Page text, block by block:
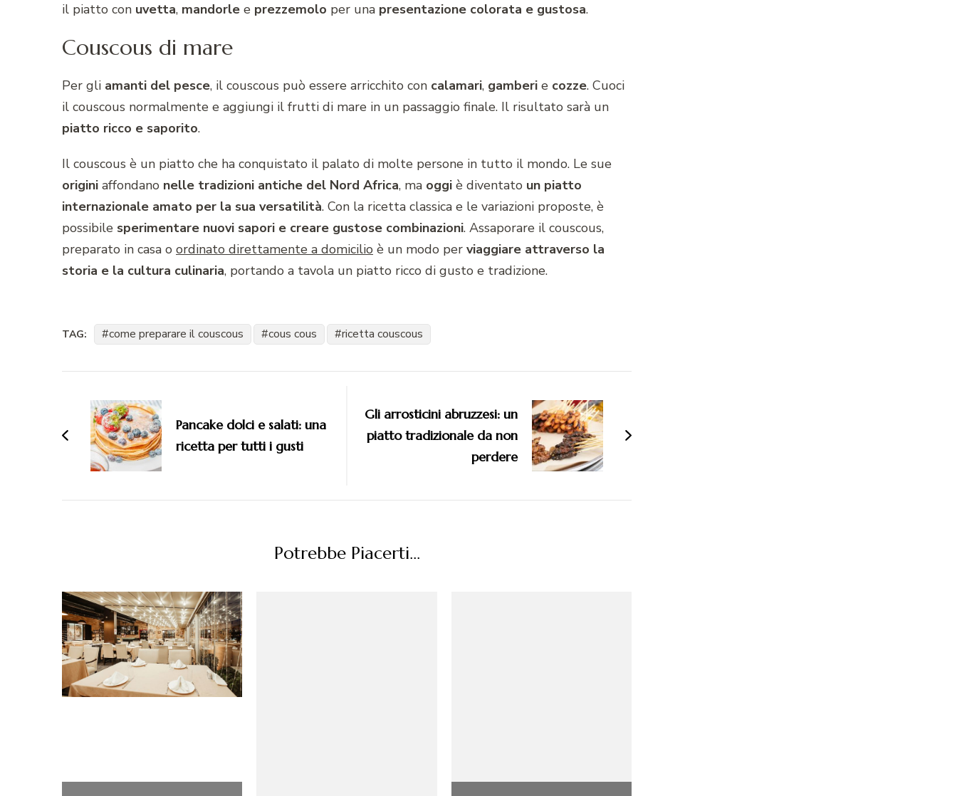
il piatto con uvetta, mandorle e prezzemolo per una presentazione colorata e gustosa.
Couscous di mare
Per gli amanti del pesce, il couscous può essere arricchito con calamari, gamberi e cozze. Cuoci
il couscous normalmente e aggiungi il frutti di mare in un passaggio finale. Il risultato sarà un
piatto ricco e saporito.
Il couscous è un piatto che ha conquistato il palato di molte persone in tutto il mondo. Le sue
origini affondano nelle tradizioni antiche del Nord Africa, ma oggi è diventato un piatto
internazionale amato per la sua versatilità. Con la ricetta classica e le variazioni proposte, è
possibile sperimentare nuovi sapori e creare gustose combinazioni. Assaporare il couscous,
preparato in casa o ordinato direttamente a domicilio è un modo per viaggiare attraverso la
storia e la cultura culinaria, portando a tavola un piatto ricco di gusto e tradizione.
TAG: come preparare il couscous cous cous ricetta couscous
articoli
Pancake dolci e salati: una
ricetta per tutti i gusti
Gli arrosticini abruzzesi: un
piatto tradizionale da non
perdere
Potrebbe Piacerti...